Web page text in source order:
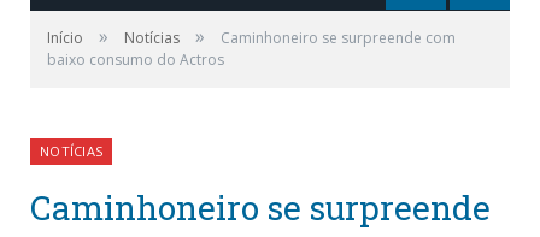
Início » Notícias »
Caminhoneiro se surpreende com
baixo consumo do Actros
NOTÍCIAS
Caminhoneiro se surpreende